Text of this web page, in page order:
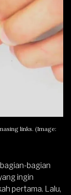
links. (Image:
bagian
ingin
pertama. Lalu,